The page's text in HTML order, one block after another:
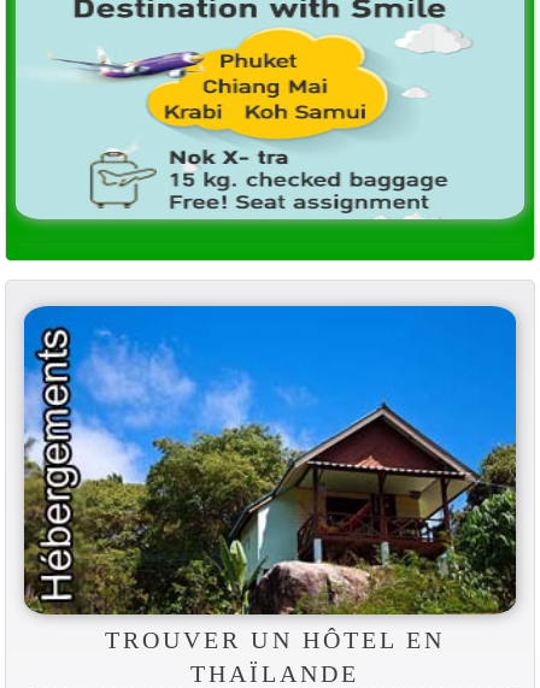
TROUVER UN HÔTEL EN
THAÏLANDE